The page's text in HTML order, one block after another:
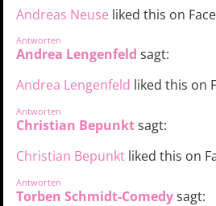
Andreas Neuse liked this on
Antworten
Andrea Lengenfeld sagt:
Andrea Lengenfeld liked this on
Antworten
Christian Bepunktsagt:
Christian Bepunkt liked this on
Antworten
Torben Schmidt-Comedysagt: